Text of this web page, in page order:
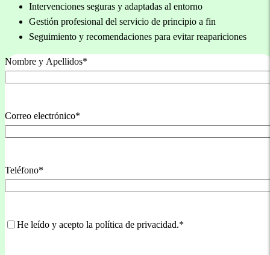
Intervenciones seguras y adaptadas al entorno
Gestión profesional del servicio de principio a fin
Seguimiento y recomendaciones para evitar reapariciones
Nombre y Apellidos*
Correo electrónico*
Teléfono*
Consentimientos*
He leído y acepto la política de privacidad.*